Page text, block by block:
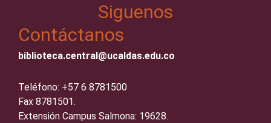
Siguenos
Contáctanos
biblioteca.central@ucaldas.edu.co
Teléfono: +57 6 8781500
Fax 8781501.
Extensión Campus Salmona: 19628.